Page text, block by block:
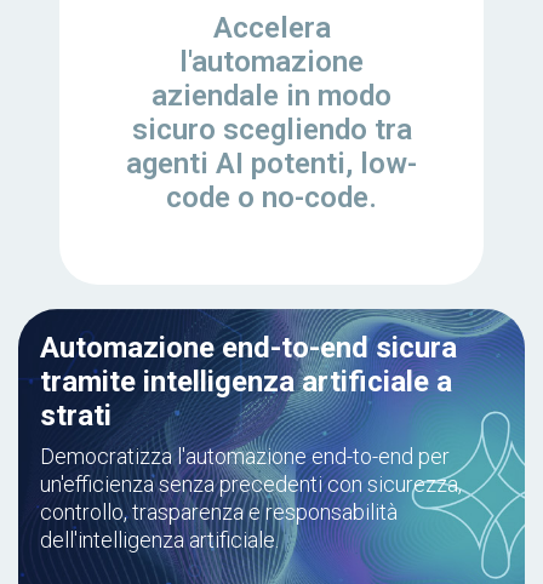
Accelera
l'automazione
aziendale in modo
sicuro scegliendo tra
agenti AI potenti, low-
code o no-code.
Automazione end-to-end sicura
tramite intelligenza artificiale a
strati
Democratizza l'automazione end-to-end per
un'efficienza senza precedenti con sicurezza,
controllo, trasparenza e responsabilità
dell'intelligenza artificiale.